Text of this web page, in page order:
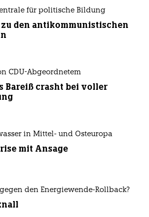
für politische Bildung
den antikommunistischen
CDU-Abgeordnetem
Bareiß crasht bei voller
in Mittel- und Osteuropa
mit Ansage
den Energiewende-Rollback?